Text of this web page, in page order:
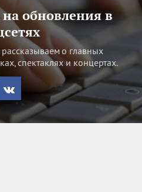
обновления в
о главных
спектаклях и концертах.